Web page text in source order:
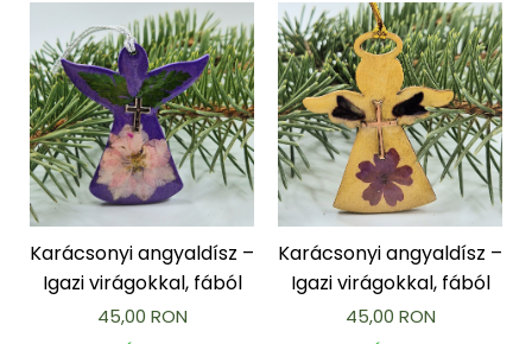
MINDEN Ékszer és Kiegészítő
MINDEN Környezettudatos Termék
MINDEN Személyre Szabott
Termék
Karácsonyi angyaldísz –
Igazi virágokkal, fából
45,00 RON
Karácsonyi angyaldísz –
Igazi virágokkal, fából
45,00 RON